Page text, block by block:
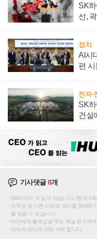
SK
선,
정치
AI시
편 시
전자·
SK
건설
기사댓글0개
200자까지 쓰실 수 있습니다. (현재 0
저작권 등 다른 사람의 권리를 침해하
를 받을 수 있습니다.
타인에게 불쾌감을 주는 욕설 등 비하
리자의 판단에 의해 삭제 합니다.